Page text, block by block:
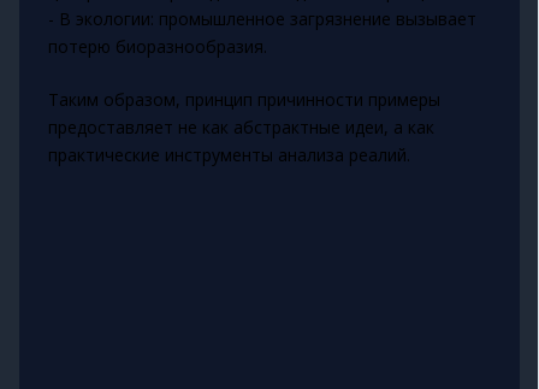
- В экологии: промышленное загрязнение вызывает
потерю биоразнообразия.
Таким образом, принцип причинности примеры
предоставляет не как абстрактные идеи, а как
практические инструменты анализа реалий.